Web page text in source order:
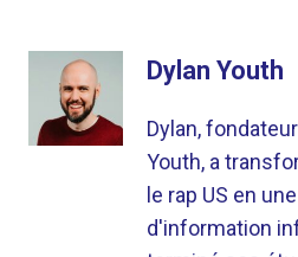
Dylan Youth
Dylan,
Youth, a
le rap US en
d'information